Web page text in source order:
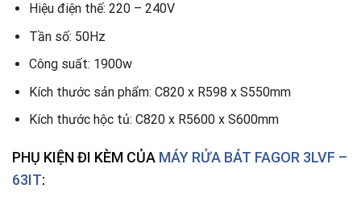
Hiệu điện thế: 220 – 240V
Tần số: 50Hz
Công suất: 1900w
Kích thước sản phẩm: C820 x R598 x S550mm
Kích thước hộc tủ: C820 x R5600 x S600mm
PHỤ KIỆN ĐI KÈM CỦA MÁY RỬA BÁT FAGOR 3LVF –
63IT: